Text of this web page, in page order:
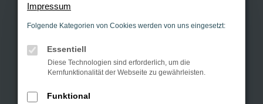
Gebrauchtwagen
nahe Dortmund
kaufen bei Autohaus
Impressum
Folgende Kategorien von Cookies werden von uns eingesetzt:
Essentiell
Diese Technologien sind erforderlich, um die
Kernfunktionalität der Webseite zu gewährleisten.
Funktional